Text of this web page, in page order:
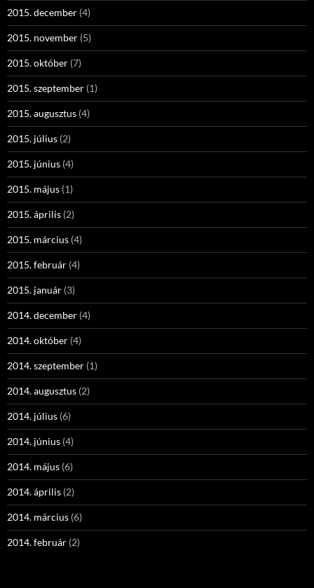
2015. december (4)
2015. november (5)
2015. október (7)
2015. szeptember (1)
2015. augusztus (4)
2015. július (2)
2015. június (4)
2015. május (1)
2015. április (2)
2015. március (4)
2015. február (4)
2015. január (3)
2014. december (4)
2014. október (4)
2014. szeptember (1)
2014. augusztus (2)
2014. július (6)
2014. június (4)
2014. május (6)
2014. április (2)
2014. március (6)
2014. február (2)